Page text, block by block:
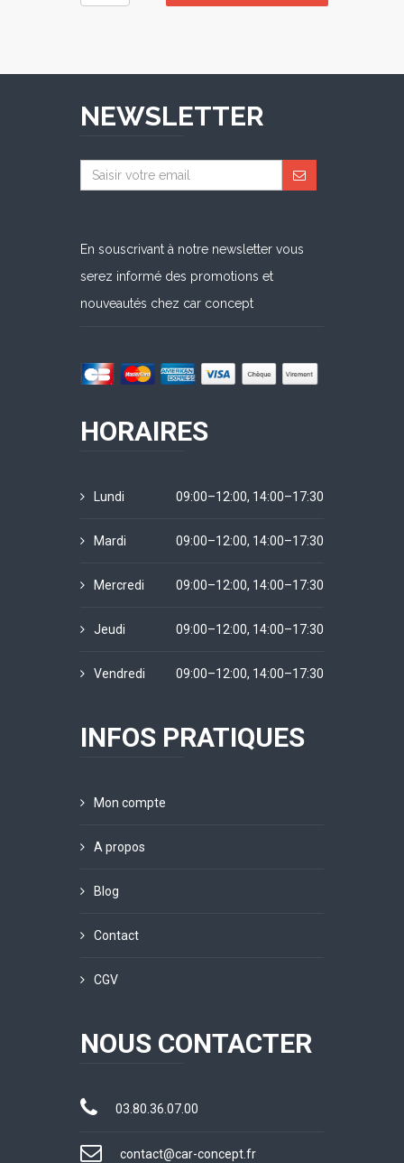
NEWSLETTER
En souscrivant à notre newsletter vous
serez informé des promotions et
nouveautés chez car concept
HORAIRES
Lundi 09:00–12:00, 14:00–17:30
Mardi 09:00–12:00, 14:00–17:30
Mercredi 09:00–12:00, 14:00–17:30
Jeudi 09:00–12:00, 14:00–17:30
Vendredi 09:00–12:00, 14:00–17:30
INFOS PRATIQUES
Mon compte
A propos
Blog
Contact
CGV
NOUS CONTACTER
03.80.36.07.00
contact@car-concept.fr